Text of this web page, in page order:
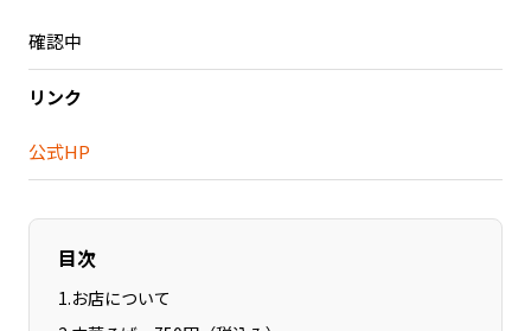
確認中
リンク
公式HP
目次
1.お店について